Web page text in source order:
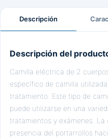
Descripción
Descripción del
Camilla eléctrica de 2
específico de camilla
tratamiento. Este tipo de
puede utilizarse en una
tratamientos y exámenes.
presencia del portarrollos